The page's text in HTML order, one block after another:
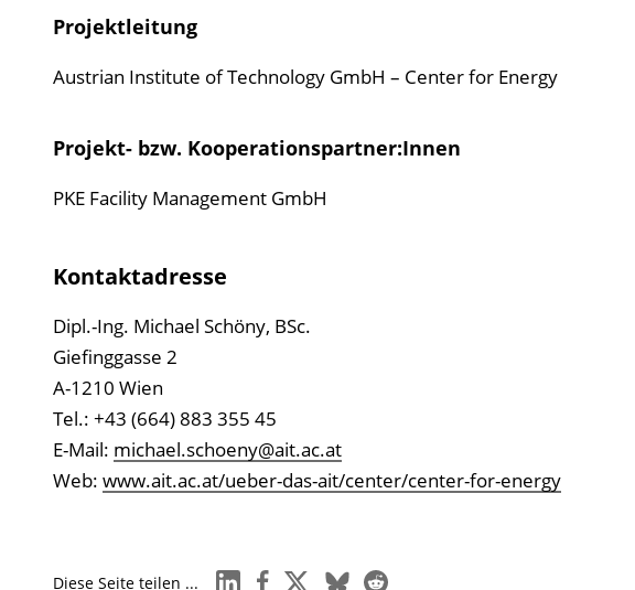
a
z
u
u
b
k
a
t
n
Projektleitung
Austrian Institute of Technology GmbH – Center for Energy
Projekt- bzw. Kooperationspartner:Innen
PKE Facility Management GmbH
Kontaktadresse
Dipl.-Ing. Michael Schöny, BSc.
Giefinggasse 2
A-1210 Wien
Tel.: +43 (664) 883 355 45
E-Mail: michael.schoeny@ait.ac.at
Web: www.ait.ac.at/ueber-das-ait/center/center-for-energy
Diese Seite teilen ... linkedinfacebook
x blueskyreddit